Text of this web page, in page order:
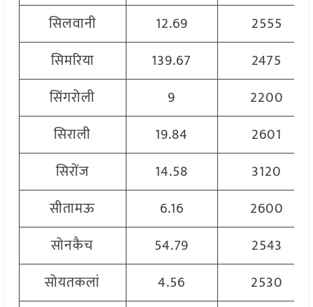
सिलवानी
12.69
2555
सिमरिया
139.67
2475
सिंगरोली
9
2200
सिराली
19.84
2601
सिरोंज
14.58
3120
सीतामऊ
6.16
2600
सोनकैच
54.79
2543
सोयतकलां
4.56
2530